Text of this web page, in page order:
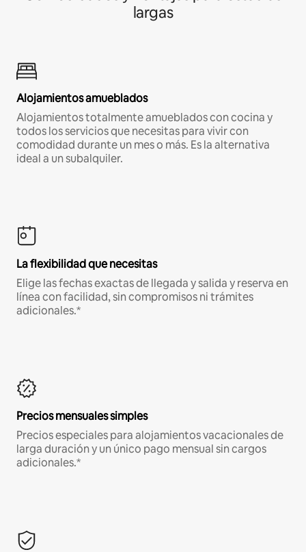
largas
Alojamientos amueblados
Alojamientos totalmente amueblados con cocina y
todos los servicios que necesitas para vivir con
comodidad durante un mes o más. Es la alternativa
ideal a un subalquiler.
La flexibilidad que necesitas
Elige las fechas exactas de llegada y salida y reserva en
línea con facilidad, sin compromisos ni trámites
adicionales.*
Precios mensuales simples
Precios especiales para alojamientos vacacionales de
larga duración y un único pago mensual sin cargos
adicionales.*